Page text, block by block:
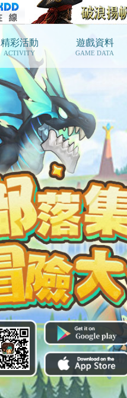
精彩活動
ACTIVITY
遊戲資料
GAME DATA